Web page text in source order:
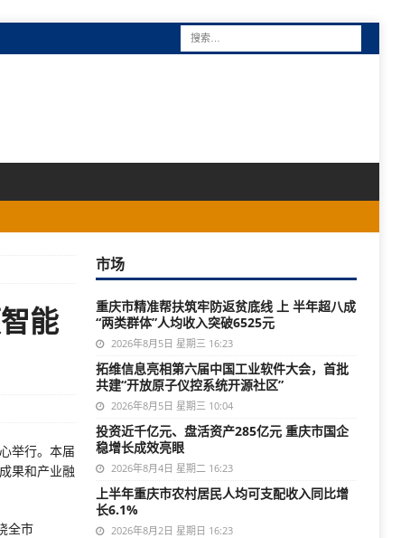
能
举行。本届
果和产业融
全市
市场
重庆市精准帮扶筑牢防返贫底线 上 半年超八成
“两类群体”人均收入突破6525元
2026年8月5日 星期三 16:23
拓维信息亮相第六届中国工业软件大会，首批
共建“开放原子仪控系统开源社区”
2026年8月5日 星期三 10:04
投资近千亿元、盘活资产285亿元 重庆市国企
稳增长成效亮眼
2026年8月4日 星期二 16:23
上半年重庆市农村居民人均可支配收入同比增
长6.1%
2026年8月2日 星期日 16:23